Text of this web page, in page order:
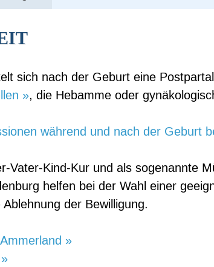
sich nach der Geburt eine
», die Hebamme oder
während und nach der Geburt
Vater-Kind-Kur und als sogenannte
helfen bei der Wahl einer
der Bewilligung.
»